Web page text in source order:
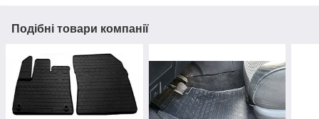
Подібні товари компанії